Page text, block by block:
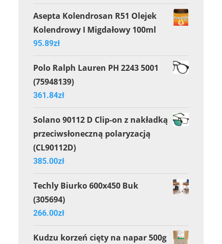
Asepta Kolendrosan R51 Olejek
Kolendrowy I Migdałowy 100ml
95.89zł
Polo Ralph Lauren PH 2243 5001
(75948139)
361.84zł
Solano 90112 D Clip-on z nakładką
przeciwsłoneczną polaryzacją
(CL90112D)
385.00zł
Techly Biurko 600x450 Buk
(305694)
266.00zł
Kudzu korzeń cięty na napar 500g